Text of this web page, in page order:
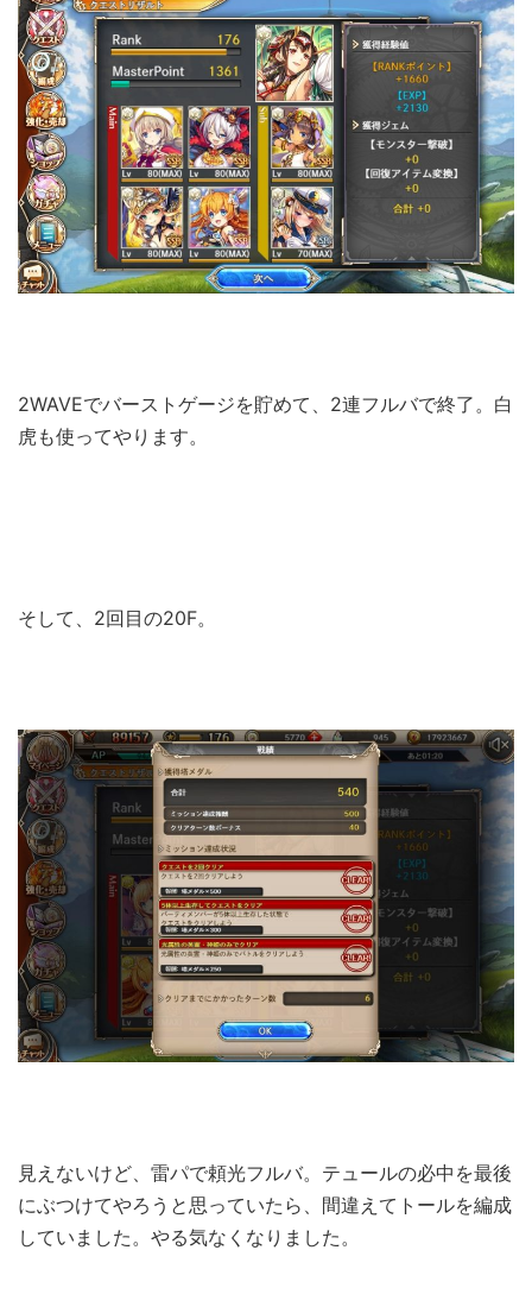
2WAVEでバーストゲージを貯めて、2連フルバで終了。白
虎も使ってやります。
そして、2回目の20F。
見えないけど、雷パで頼光フルバ。テュールの必中を最後
にぶつけてやろうと思っていたら、間違えてトールを編成
していました。やる気なくなりました。